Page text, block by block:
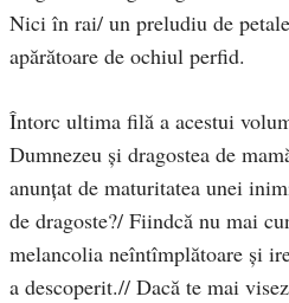
Nici în rai/ un preludiu de
apărătoare de ochiul perfid.
Întorc ultima filă a acestui
Dumnezeu şi dragostea de
anunţat de maturitatea unei
de dragoste?/ Fiindcă nu mai
melancolia neîntîmplătoare şi
a descoperit.// Dacă te mai